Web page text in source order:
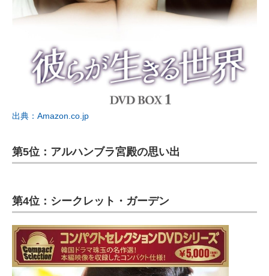
出典：Amazon.co.jp
第5位：アルハンブラ宮殿の思い出
第4位：シークレット・ガーデン